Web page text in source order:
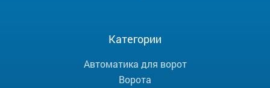
Категории
Автоматика для ворот
Ворота